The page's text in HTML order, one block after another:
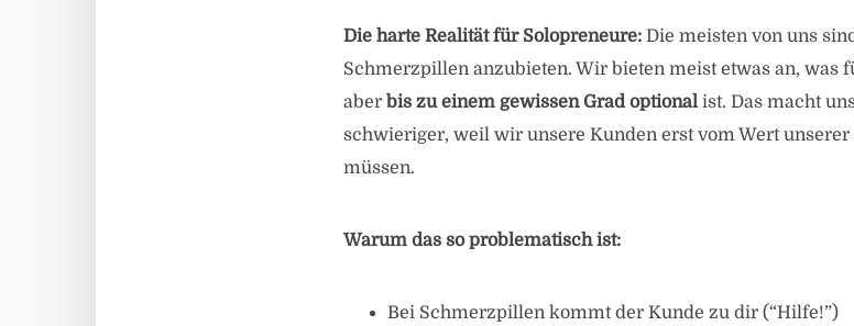
Die harte Realität für Solopreneure: Die meisten von uns
Schmerzpillen anzubieten. Wir bieten meist etwas an, was
aber bis zu einem gewissen Grad optionalist. Das macht
schwieriger, weil wir unsere Kunden erst vom Wert
müssen.
Warum das so problematisch ist:
Bei Schmerzpillen kommt der Kunde zu dir (“Hilfe!”)